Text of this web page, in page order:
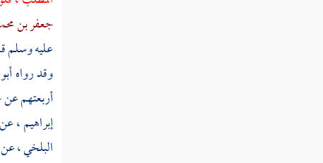
جعفر بن
عليه
وقد رواه
أربعتهم عن
إبراهيم، عن
البلخي، عن